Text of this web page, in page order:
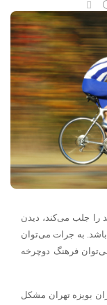
را جلب می‌کند، دیدن
به جرات می‌توان
فرهنگ دوچرخه
بویزه تهران مشکل